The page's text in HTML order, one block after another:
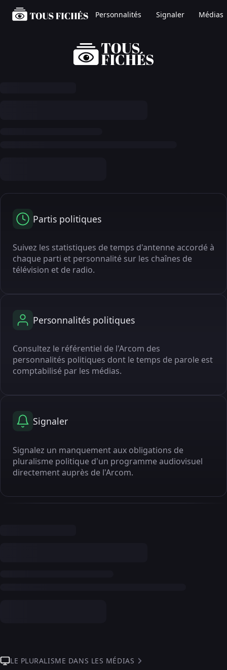
Personnalités Signaler Médias
Partis politiques
Suivez les statistiques de temps d'antenne accordé à
chaque parti et personnalité sur les chaînes de
télévision et de radio.
Personnalités politiques
Consultez le référentiel de l'Arcom des
personnalités politiques dont le temps de parole est
comptabilisé par les médias.
Signaler
Signalez un manquement aux obligations de
pluralisme politique d'un programme audiovisuel
directement auprès de l'Arcom.
LE PLURALISME DANS LES MÉDIAS